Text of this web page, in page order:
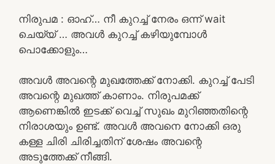
നിരുപമ : ഓഹ്… നീ കുറച്ച് നേരം ഒന്ന് wait
ചെയ്യ് … അവൾ കുറച്ച് കഴിയുമ്പോൾ
പൊക്കോളും…
അവൾ അവന്റെ മുഖത്തേക്ക് നോക്കി. കുറച്ച് പേടി
അവന്റെ മുഖത്ത് കാണാം. നിരുപമക്ക്
ആണെങ്കിൽ ഇടക്ക് വെച്ച് സുഖം മുറിഞ്ഞതിന്റെ
നിരാശയും ഉണ്ട്. അവൾ അവനെ നോക്കി ഒരു
കള്ള ചിരി ചിരിച്ചതിന് ശേഷം അവന്റെ
അടുത്തേക്ക് നീങ്ങി.